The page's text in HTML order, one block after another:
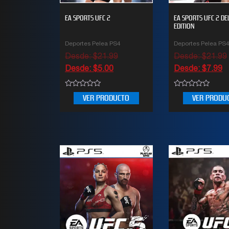
EA SPORTS UFC 2
Deportes Pelea PS4
Desde:$21.99
Desde: $5.00
VER PRODUCTO
EA SPORTS UFC 2
EDITION
Deportes Pelea PS4
Desde:$21.99
Desde:$7.99
5
VER